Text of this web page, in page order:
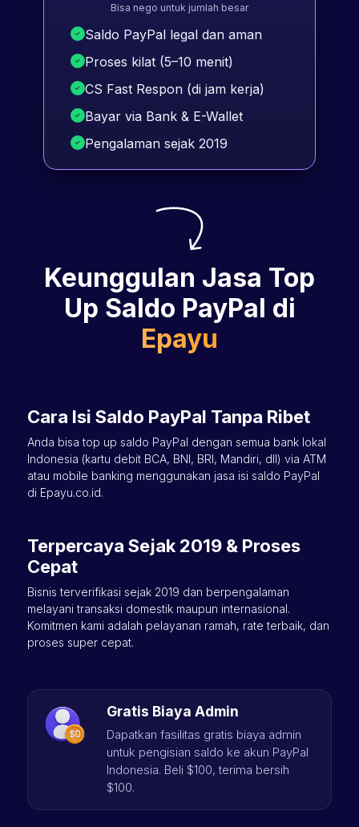
Bisa nego untuk jumlah besar
Saldo PayPal legal dan aman
Proses kilat (5–10 menit)
CS Fast Respon (di jam kerja)
Bayar via Bank & E-Wallet
Pengalaman sejak 2019
Keunggulan Jasa Top
Up Saldo PayPal di
Epayu
Cara Isi Saldo PayPal Tanpa Ribet
Anda bisa top up saldo PayPal dengan semua bank lokal
Indonesia (kartu debit BCA, BNI, BRI, Mandiri, dll) via ATM
atau mobile banking menggunakan jasa isi saldo PayPal
di Epayu.co.id.
Terpercaya Sejak 2019 & Proses
Cepat
Bisnis terverifikasi sejak 2019 dan berpengalaman
melayani transaksi domestik maupun internasional.
Komitmen kami adalah pelayanan ramah, rate terbaik, dan
proses super cepat.
Gratis Biaya Admin
Dapatkan fasilitas gratis biaya admin
untuk pengisian saldo ke akun PayPal
Indonesia. Beli $100, terima bersih
$100.